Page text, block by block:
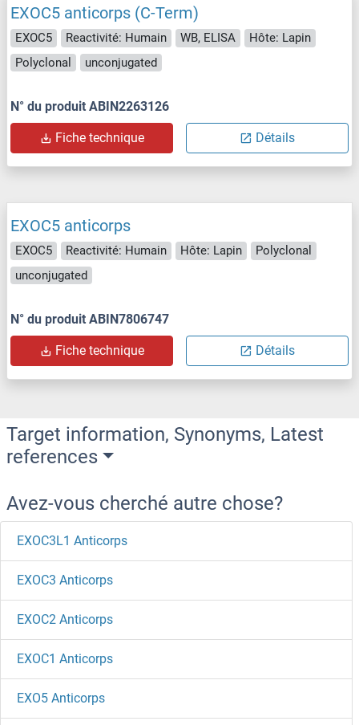
EXOC5 anticorps (C-Term)
EXOC5 Reactivité: Humain WB, ELISA
Hôte: Lapin
Polyclonal
unconjugated
N° du produit ABIN2263126
Fiche technique Détails
EXOC5 anticorps
EXOC5 Reactivité: Humain Hôte: Lapin
Polyclonal
unconjugated
N° du produit ABIN7806747
Fiche technique Détails
Target information, Synonyms, Latest
references
Avez-vous cherché autre chose?
EXOC3L1 Anticorps
EXOC3 Anticorps
EXOC2 Anticorps
EXOC1 Anticorps
EXO5 Anticorps